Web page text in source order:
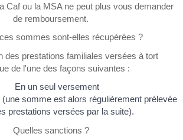
Caf ou la MSA ne peut plus vous demander
de remboursement.
sommes sont-elles récupérées ?
des prestations familiales versées à tort
de l'une des façons suivantes :
En un seul versement
somme est alors régulièrement prélevée
prestations versées par la suite).
Quelles sanctions ?